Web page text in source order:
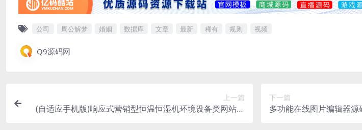
公司 周公解梦 婚姻 数据库 文章 最新 稀有 规则 视频
Q9源码网
上一篇
(自适应手机版)响应式营销型恒温恒湿机环境设备类网站源
下一篇
多功能在线图片编辑器